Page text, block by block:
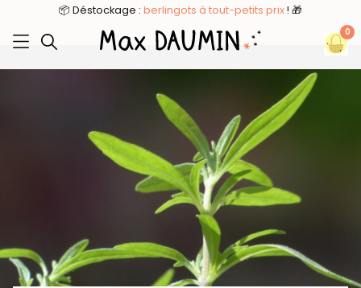
📦 Déstockage : berlingots à tout-petits prix! 🎁
0